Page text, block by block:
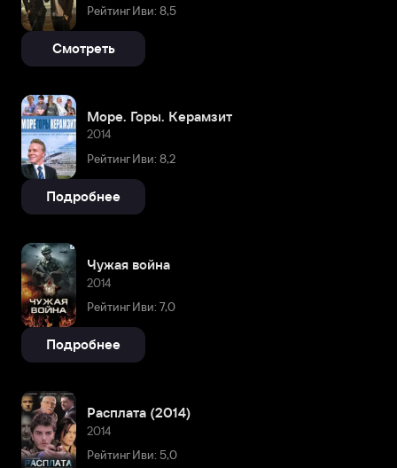
Рейтинг Иви: 8,5
Смотреть
Море. Горы. Керамзит
2014
Рейтинг Иви: 8,2
Подробнее
Чужая война
2014
Рейтинг Иви: 7,0
Подробнее
Расплата (2014)
2014
Рейтинг Иви: 5,0